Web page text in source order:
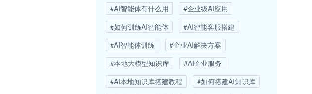
#AI智能体有什么用
#企业级AI应用
#如何训练AI智能体
#AI智能客服搭建
#AI智能体训练
#企业AI解决方案
#本地大模型知识库
#AI企业服务
#AI本地知识库搭建教程
#如何搭建AI知识库